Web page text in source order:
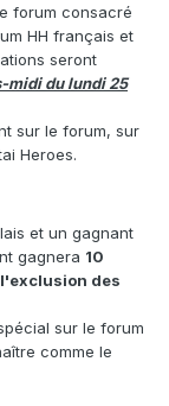
forum consacré
HH français et
seront
midi du lundi 25
sur le forum, sur
Heroes.
et un gagnant
gagnera 10
des
sur le forum
comme le